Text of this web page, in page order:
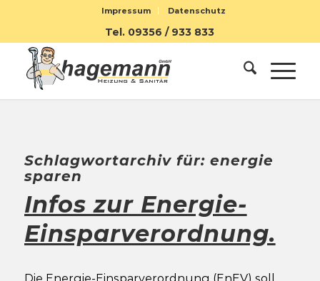
Impressum Datenschutz
Tel. 09356 / 933 833
Schlagwortarchiv für: energie
sparen
Infos zur Energie-
Einsparverordnung.
Die Energie-Einsparverordnung (EnEV) soll